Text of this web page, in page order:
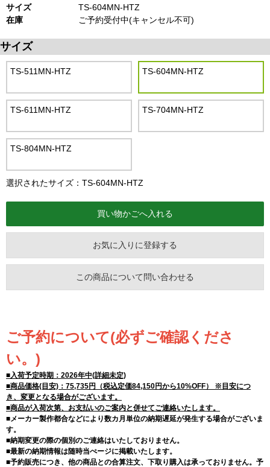
サイズ
TS-604MN-HTZ
在庫
ご予約受付中(キャンセル不可)
サイズ
TS-511MN-HTZ TS-604MN-HTZ
TS-611MN-HTZ TS-704MN-HTZ
TS-804MN-HTZ
選択されたサイズ：TS-604MN-HTZ
お気に入りに登録する
この商品について問い合わせる
ご予約について(必ずご確認くださ
い。)
■入荷予定時期：2026年中(詳細未定)
■商品価格(目安)：75,735円（税込定価84,150円から10%OFF） ※目安につ
き、変更となる場合がございます。
■商品が入荷次第、お支払いのご案内と併せてご連絡いたします。
■メーカー製作都合などにより数カ月単位の納期遅延が発生する場合がございま
す。
■納期変更の際の個別のご連絡はいたしておりません。
■最新の納期情報は随時当ぺージに掲載いたします。
■予約販売につき、他の商品との合算注文、下取り購入は承っておりません。予